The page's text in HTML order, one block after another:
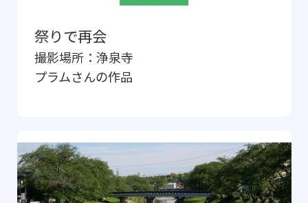
祭りで再会
撮影場所： 浄泉寺
プラムさんの作品